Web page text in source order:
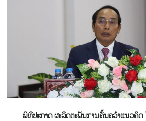
ພິທີປະກາດ ຜະລິດຕະພັນການຄົ້ນຄວ້າແນວຄິ